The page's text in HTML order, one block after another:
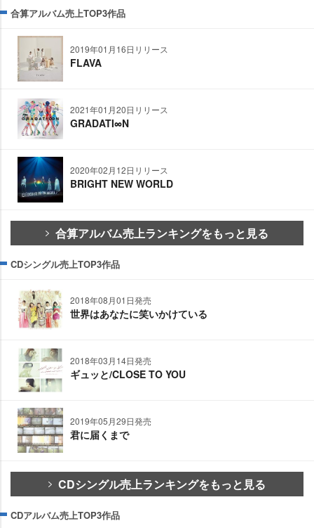
合算アルバム売上TOP3作品
2019年01月16日リリース
FLAVA
2021年01月20日リリース
GRADATI∞N
2020年02月12日リリース
BRIGHT NEW WORLD
合算アルバム売上ランキングをもっと見る
CDシングル売上TOP3作品
2018年08月01日発売
世界はあなたに笑いかけている
2018年03月14日発売
ギュッと/CLOSE TO YOU
2019年05月29日発売
君に届くまで
CDシングル売上ランキングをもっと見る
CDアルバム売上TOP3作品